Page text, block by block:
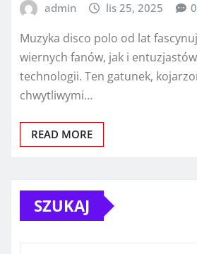
admin lis 25, 2025 0
Muzyka disco polo od lat
wiernych fanów, jak i
technologii. Ten gatunek,
chwytliwymi…
READ MORE
SZUKAJ